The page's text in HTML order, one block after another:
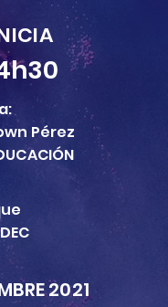
Pérez
2021